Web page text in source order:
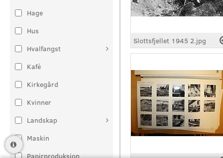
Hage
Hus
Hvalfangst
Kafé
Kirkegård
Kvinner
Landskap
Maskin
Papirproduksjon
Slottsfjellet 1945 2.jpg